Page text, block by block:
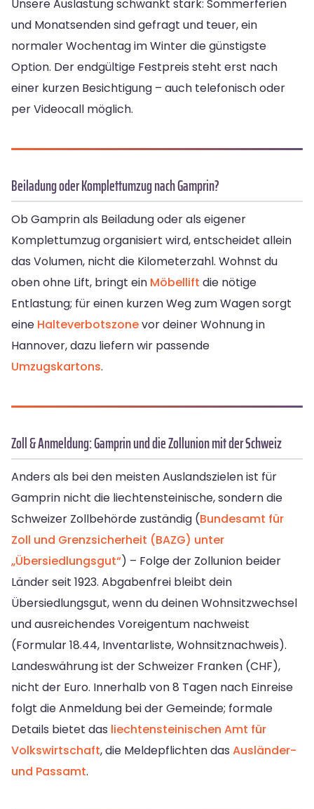
Unsere Auslastung schwankt stark: Sommerferien
und Monatsenden sind gefragt und teuer, ein
normaler Wochentag im Winter die günstigste
Option. Der endgültige Festpreis steht erst nach
einer kurzen Besichtigung – auch telefonisch oder
per Videocall möglich.
Beiladung oder Komplettumzug nach Gamprin?
Ob Gamprin als Beiladung oder als eigener
Komplettumzug organisiert wird, entscheidet allein
das Volumen, nicht die Kilometerzahl. Wohnst du
oben ohne Lift, bringt ein Möbellift die nötige
Entlastung; für einen kurzen Weg zum Wagen sorgt
eine Halteverbotszonevor deiner Wohnung in
Hannover, dazu liefern wir passende
Umzugskartons.
Zoll & Anmeldung: Gamprin und die Zollunion mit der Schweiz
Anders als bei den meisten Auslandszielen ist für
Gamprin nicht die liechtensteinische, sondern die
Schweizer Zollbehörde zuständig (Bundesamt für
Zoll und Grenzsicherheit (BAZG) unter
„Übersiedlungsgut“) – Folge der Zollunion beider
Länder seit 1923. Abgabenfrei bleibt dein
Übersiedlungsgut, wenn du deinen Wohnsitzwechsel
und ausreichendes Voreigentum nachweist
(Formular 18.44, Inventarliste, Wohnsitznachweis).
Landeswährung ist der Schweizer Franken (CHF),
nicht der Euro. Innerhalb von 8 Tagen nach Einreise
folgt die Anmeldung bei der Gemeinde; formale
Details bietet das liechtensteinischen Amt für
Volkswirtschaft, die Meldepflichten das Ausländer-
und Passamt.